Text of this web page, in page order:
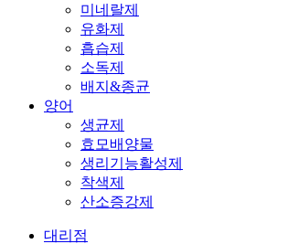
미네랄제
유화제
흡습제
소독제
배지&종균
양어
생균제
효모배양물
생리기능활성제
착색제
산소증강제
대리점